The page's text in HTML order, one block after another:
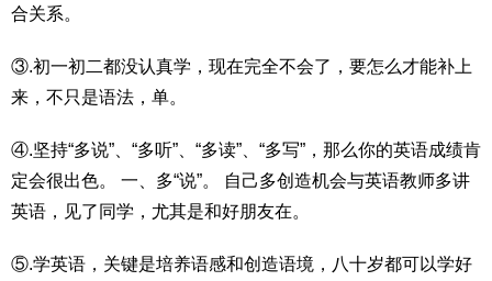
合关系。
③.初一初二都没认真学，现在完全不会了，要怎么才能补上
来，不只是语法，单。
④.坚持“多说”、“多听”、“多读”、“多写”，那么你的英语成绩肯
定会很出色。 一、多“说”。 自己多创造机会与英语教师多讲
英语，见了同学，尤其是和好朋友在。
⑤.学英语，关键是培养语感和创造语境，八十岁都可以学好